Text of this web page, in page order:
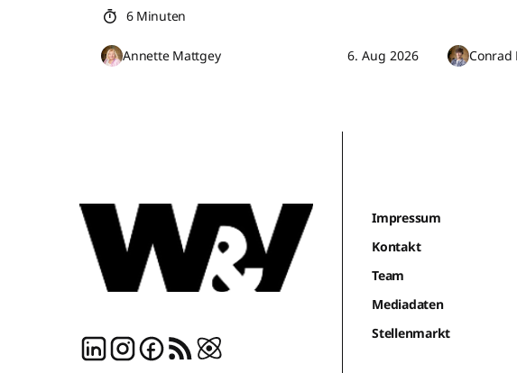
6 Minuten
Annette Mattgey 6. Aug 2026 Conrad
Impressum
Kontakt
Team
Mediadaten
Stellenmarkt